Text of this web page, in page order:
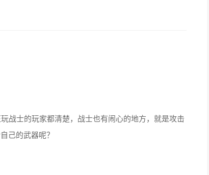
战士的玩家都清楚，战士也有闹心的地方，就是攻击
己的武器呢？